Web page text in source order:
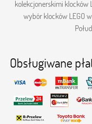
kolekcjonerskimi klocków
wybór klocków LEGO
Obsługiwane